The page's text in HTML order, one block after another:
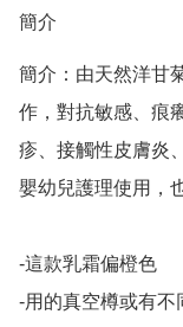
簡介
簡介：由天然洋甘
作，對抗敏感、痕
疹、接觸性皮膚炎
嬰幼兒護理使用，
-這款乳霜偏橙色
-用的真空樽或有不